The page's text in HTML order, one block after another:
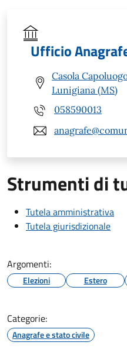
Ufficio
Casola
Lunigiana (MS)
058590013
Strumenti di
Tutela amministrativa
Tutela giurisdizionale
Argomenti:
Elezioni Estero
Categorie:
Anagrafe e stato civile